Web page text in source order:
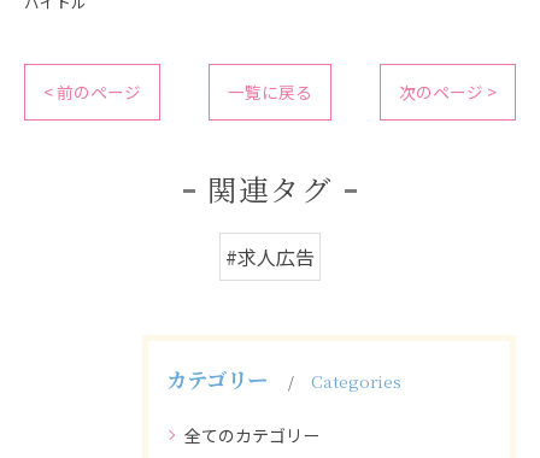
< 前のページ 一覧に戻る 次のページ >
関連タグ
#求人広告
カテゴリー Categories
全てのカテゴリー